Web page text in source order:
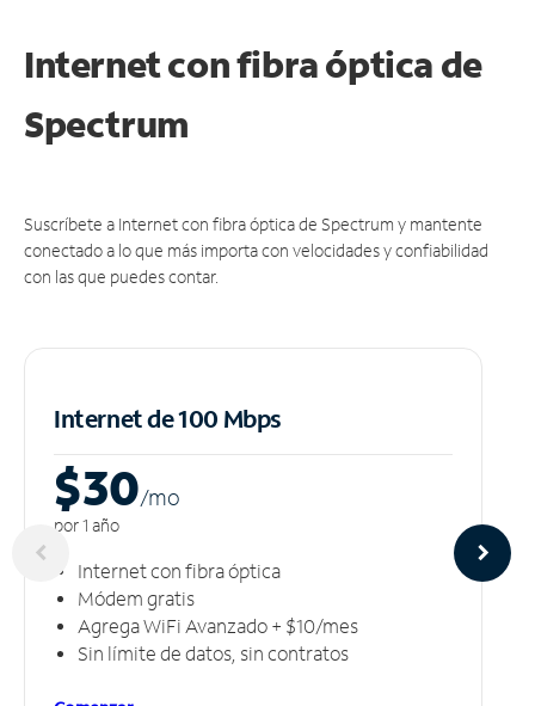
Internet con fibra óptica de
Spectrum
Suscríbete a Internet con fibra óptica de Spectrum y mantente
conectado a lo que más importa con velocidades y confiabilidad
con las que puedes contar.
Internet de 100 Mbps
$30/mo
por 1 año
Internet con fibra óptica
Módem gratis
Agrega WiFi Avanzado + $10/mes
Sin límite de datos, sin contratos